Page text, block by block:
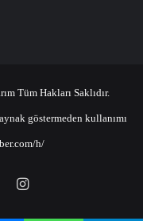
Tüm Hakları Saklıdır.
göstermeden kullanımı
h/
YouTubeInstagram